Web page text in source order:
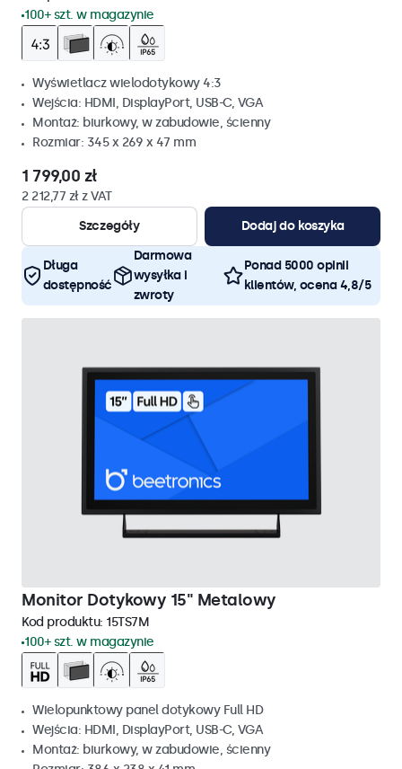
100+ szt. w magazynie
Wyświetlacz wielodotykowy 4:3
Wejścia: HDMI, DisplayPort, USB-C, VGA
Montaż: biurkowy, w zabudowie, ścienny
Rozmiar: 345 x 269 x 47 mm
1 799,00 zł
2 212,77 zł z VAT
Szczegóły
Dodaj do koszyka
Długa
dostępność
Darmowa
wysyłka i
zwroty
Ponad 5000 opinii
klientów, ocena 4,8/5
Monitor Dotykowy 15" Metalowy
Kod produktu: 15TS7M
100+ szt. w magazynie
Wielopunktowy panel dotykowy Full HD
Wejścia: HDMI, DisplayPort, USB-C, VGA
Montaż: biurkowy, w zabudowie, ścienny